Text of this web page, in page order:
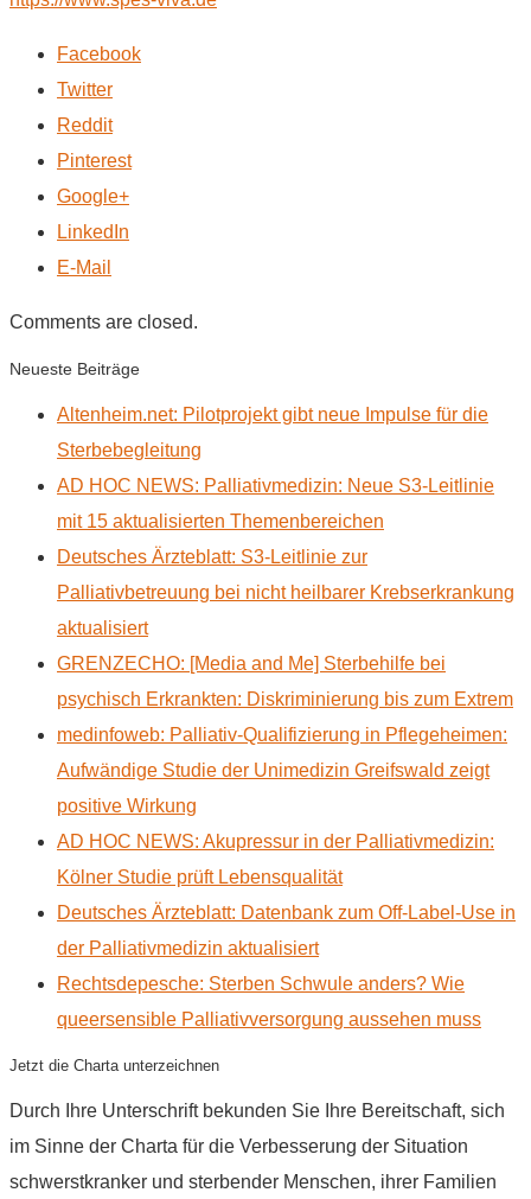
Facebook
Twitter
Reddit
Pinterest
Google+
LinkedIn
E-Mail
Comments are closed.
Neueste Beiträge
Altenheim.net: Pilotprojekt gibt neue Impulse für die
Sterbebegleitung
AD HOC NEWS: Palliativmedizin: Neue S3-Leitlinie
mit 15 aktualisierten Themenbereichen
Deutsches Ärzteblatt: S3-Leitlinie zur
Palliativbetreuung bei nicht heilbarer Krebserkrankung
aktualisiert
GRENZECHO: [Media and Me] Sterbehilfe bei
psychisch Erkrankten: Diskriminierung bis zum Extrem
medinfoweb: Palliativ-Qualifizierung in Pflegeheimen:
Aufwändige Studie der Unimedizin Greifswald zeigt
positive Wirkung
AD HOC NEWS: Akupressur in der Palliativmedizin:
Kölner Studie prüft Lebensqualität
Deutsches Ärzteblatt: Datenbank zum Off-Label-Use in
der Palliativmedizin aktualisiert
Rechtsdepesche: Sterben Schwule anders? Wie
queersensible Palliativversorgung aussehen muss
Jetzt die Charta unterzeichnen
Durch Ihre Unterschrift bekunden Sie Ihre Bereitschaft, sich
im Sinne der Charta für die Verbesserung der Situation
schwerstkranker und sterbender Menschen, ihrer Familien